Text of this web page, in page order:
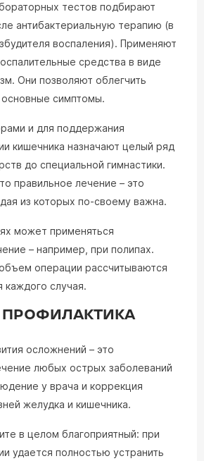
тестов подбирают
антибактериальную терапию (в
воспаления). Применяют
средства в виде
Они позволяют облегчить
основные симптомы.
и для поддержания
кишечника назначают целый ряд
до специальной гимнастики.
правильное лечение – это
из которых по-своему важна.
может применяться
– например, при полипах.
операции рассчитываются
каждого случая.
ПРОФИЛАКТИКА
осложнений – это
любых острых заболеваний
у врача и коррекция
желудка и кишечника.
в целом благоприятный: при
удается полностью устранить